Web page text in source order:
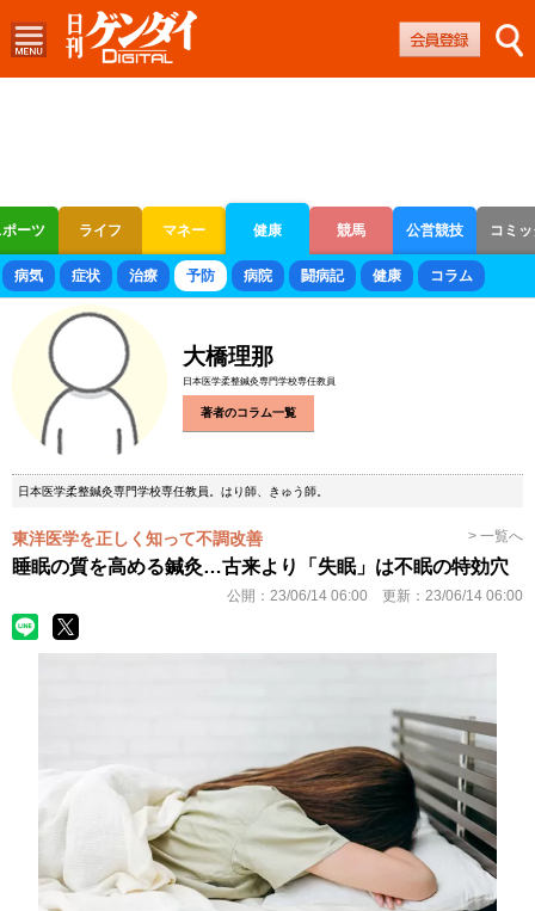
ーツ ライフ マネー 健康 競馬 公営競技 コミ
ボートレース 競輪 オートレース
病気 症状 治療 予防 病院 闘病記 健康 コラム
大橋理那
日本医学柔整鍼灸専門学校専任教員
著者のコラム一覧
日本医学柔整鍼灸専門学校専任教員。はり師、きゅう師。
東洋医学を正しく知って不調改善 > 一覧へ
睡眠の質を高める鍼灸…古来より「失眠」は不眠の特効穴
公開： 23/06/14 06:00 更新： 23/06/14 06:00